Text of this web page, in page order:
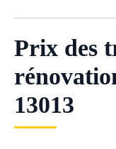
Prix des
13013